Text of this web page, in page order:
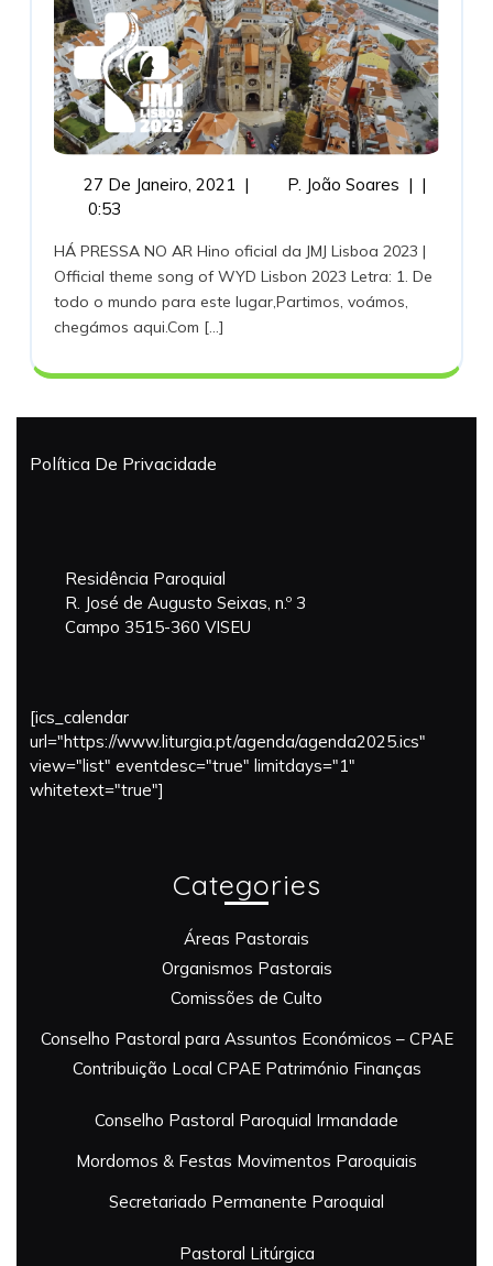
Lisboa
2023
27 De Janeiro, 202127
2021
| P. João SoaresHino
JMJ
Lisboa
2023
| |
0:53
HÁ PRESSA NO AR Hino oficial da JMJ Lisboa 2023 |
Official theme song of WYD Lisbon 2023 Letra: 1. De
todo o mundo para este lugar,Partimos, voámos,
chegámos aqui.Com [...]
Política De Privacidade
Residência Paroquial
R. José de Augusto Seixas, n.º 3
Campo 3515-360 VISEU
[ics_calendar
url="https://www.liturgia.pt/agenda/agenda2025.ics"
view="list" eventdesc="true" limitdays="1"
whitetext="true"]
Categories
Áreas Pastorais
Organismos Pastorais
Comissões de Culto
Conselho Pastoral para Assuntos Económicos – CPAE
Contribuição Local CPAE Património Finanças
Conselho Pastoral Paroquial Irmandade
Mordomos & Festas Movimentos Paroquiais
Secretariado Permanente Paroquial
Pastoral Litúrgica